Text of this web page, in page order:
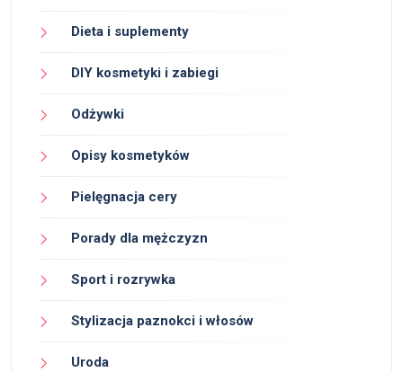
Dieta i suplementy
DIY kosmetyki i zabiegi
Odżywki
Opisy kosmetyków
Pielęgnacja cery
Porady dla mężczyzn
Sport i rozrywka
Stylizacja paznokci i włosów
Uroda